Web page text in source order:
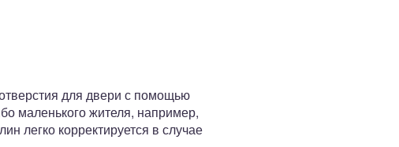
для двери с помощью
маленького жителя, например,
легко корректируется в случае